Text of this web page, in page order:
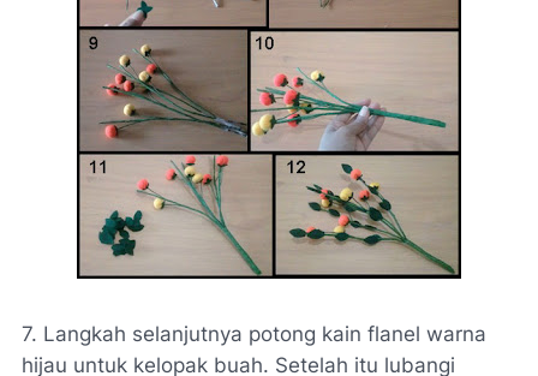
7. Langkah selanjutnya potong kain flanel warna
hijau untuk kelopak buah. Setelah itu lubangi